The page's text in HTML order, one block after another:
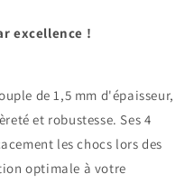
excellence !
de 1,5 mm d'épaisseur,
et robustesse. Ses 4
les chocs lors des
optimale à votre